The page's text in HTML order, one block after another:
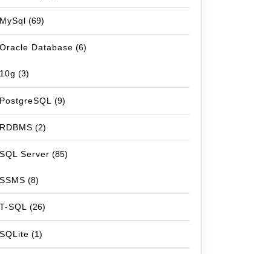
MySql (69)
Oracle Database (6)
10g (3)
PostgreSQL (9)
RDBMS (2)
SQL Server (85)
SSMS (8)
T-SQL (26)
SQLite (1)